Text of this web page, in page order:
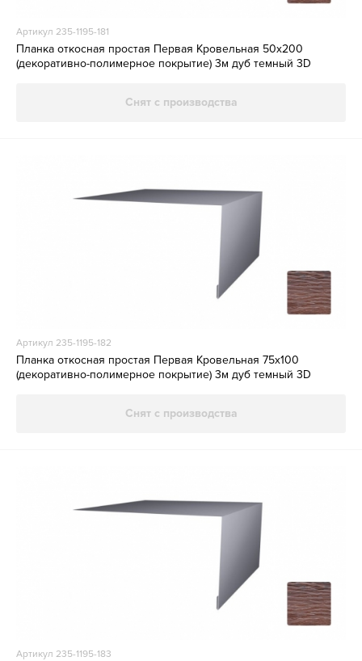
Артикул 235-1195-181
Планка откосная простая Первая Кровельная 50х200
(декоративно-полимерное покрытие) 3м дуб темный 3D
Снят с производства
Артикул 235-1195-182
Планка откосная простая Первая Кровельная 75х100
(декоративно-полимерное покрытие) 3м дуб темный 3D
Снят с производства
Артикул 235-1195-183